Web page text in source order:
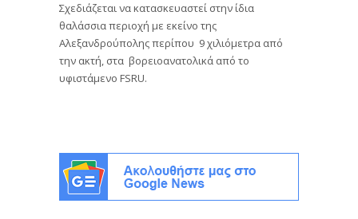
Σχεδιάζεται να κατασκευαστεί στην ίδια
θαλάσσια περιοχή με εκείνο της
Αλεξανδρούπολης περίπου 9 χιλιόμετρα από
την ακτή, στα βορειοανατολικά από το
υφιστάμενο FSRU.